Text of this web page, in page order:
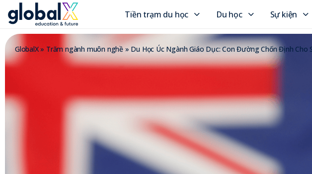
Tiền trạm du học Du học Sự kiện
GlobalX» Trăm ngành muôn nghề » Du Học Úc Ngành Giáo Dục: Con Đường Chốn Định Cho